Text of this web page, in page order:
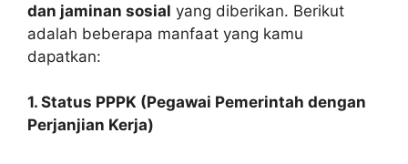
dan jaminan sosial yang diberikan. Berikut
adalah beberapa manfaat yang kamu
dapatkan:
1. Status PPPK (Pegawai Pemerintah dengan
Perjanjian Kerja)